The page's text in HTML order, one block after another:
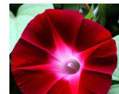
p
r
d
u
V
ý
s
p